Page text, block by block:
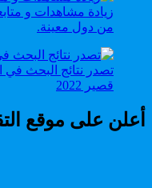
زيادة مشاهدات و
من دول معينة.
تصدر نتائج البحث
قصير 2022
أعلن على موقع